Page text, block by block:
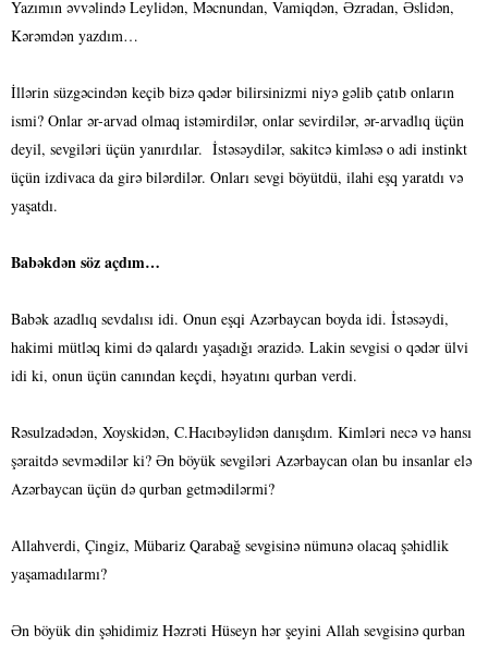
Yazımın əvvəlində Leylidən, Məcnundan, Vamiqdən, Əzradan, Əslidən,
Kərəmdən yazdım…
İllərin süzgəcindən keçib bizə qədər bilirsinizmi niyə gəlib çatıb onların
ismi? Onlar ər-arvad olmaq istəmirdilər, onlar sevirdilər, ər-arvadlıq üçün
deyil, sevgiləri üçün yanırdılar. İstəsəydilər, sakitcə kimləsə o adi instinkt
üçün izdivaca da girə bilərdilər. Onları sevgi böyütdü, ilahi eşq yaratdı və
yaşatdı.
Babəkdən söz açdım…
Babək azadlıq sevdalısı idi. Onun eşqi Azərbaycan boyda idi. İstəsəydi,
hakimi mütləq kimi də qalardı yaşadığı ərazidə. Lakin sevgisi o qədər ülvi
idi ki, onun üçün canından keçdi, həyatını qurban verdi.
Rəsulzadədən, Xoyskidən, C.Hacıbəylidən danışdım. Kimləri necə və hansı
şəraitdə sevmədilər ki? Ən böyük sevgiləri Azərbaycan olan bu insanlar elə
Azərbaycan üçün də qurban getmədilərmi?
Allahverdi, Çingiz, Mübariz Qarabağ sevgisinə nümunə olacaq şəhidlik
yaşamadılarmı?
Ən böyük din şəhidimiz Həzrəti Hüseyn hər şeyini Allah sevgisinə qurban